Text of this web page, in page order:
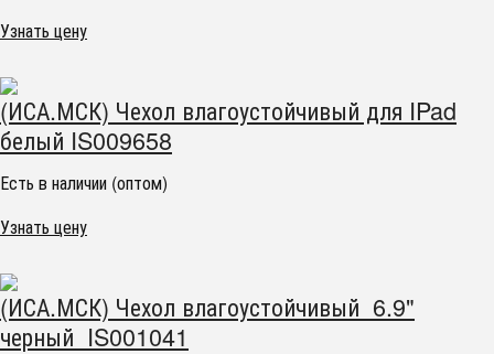
Узнать цену
(ИСА.МСК) Чехол влагоустойчивый для IPad
белый IS009658
Есть в наличии (оптом)
Узнать цену
(ИСА.МСК) Чехол влагоустойчивый 6.9"
черный IS001041